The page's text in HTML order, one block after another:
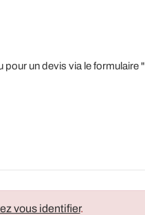
un devis via le formulaire "
vous identifier.